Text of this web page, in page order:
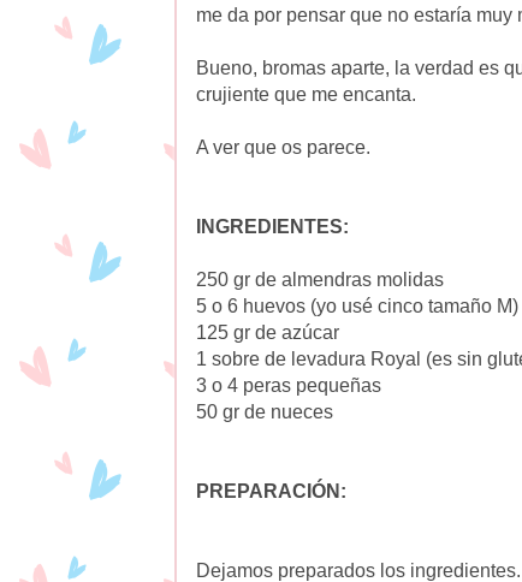
me da por pensar que no estaría muy
Bueno, bromas aparte, la verdad es
crujiente que me encanta.
A ver que os parece.
INGREDIENTES:
250 gr de almendras molidas
5 o 6 huevos (yo usé cinco tamaño M)
125 gr de azúcar
1 sobre de levadura Royal (es sin
3 o 4 peras pequeñas
50 gr de nueces
PREPARACIÓN:
Dejamos preparados los ingredientes.